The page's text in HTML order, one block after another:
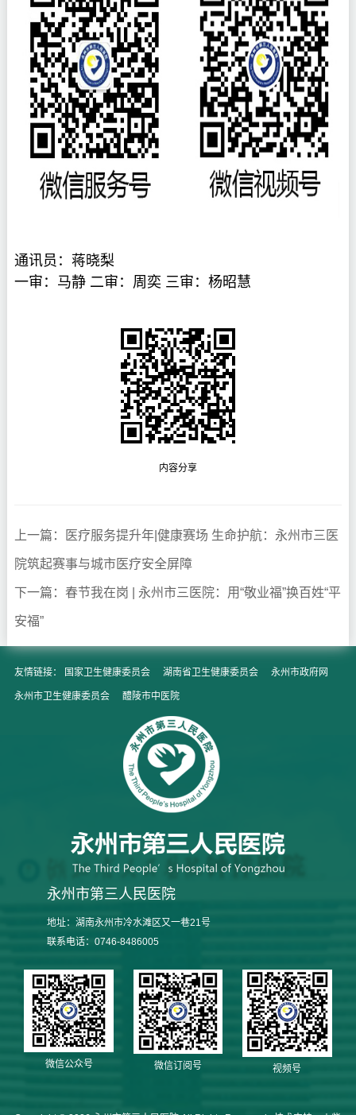
通讯员：蒋晓梨
一审： 马静 二审：周奕 三审：杨昭慧
内容分享
上一篇：医疗服务提升年|健康赛场 生命护航：永州市三医
院筑起赛事与城市医疗安全屏障
下一篇：春节我在岗 | 永州市三医院：用“敬业福”换百姓“平
安福”
友情链接： 国家卫生健康委员会 湖南省卫生健康委员会 永州市政府网
永州市卫生健康委员会 醴陵市中医院
永州市第三人民医院
地址：湖南永州市冷水滩区又一巷21号
联系电话：0746-8486005
微信公众号 微信订阅号 视频号